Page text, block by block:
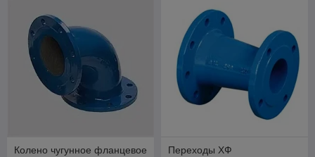
Колено чугунное фланцевое
Переходы ХФ